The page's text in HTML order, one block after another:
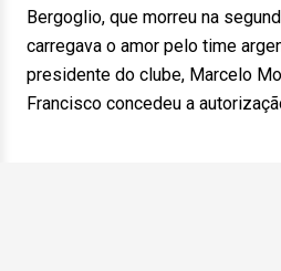
Bergoglio, que morreu na
carregava o amor pelo time
presidente do clube, Marcelo
Francisco concedeu a